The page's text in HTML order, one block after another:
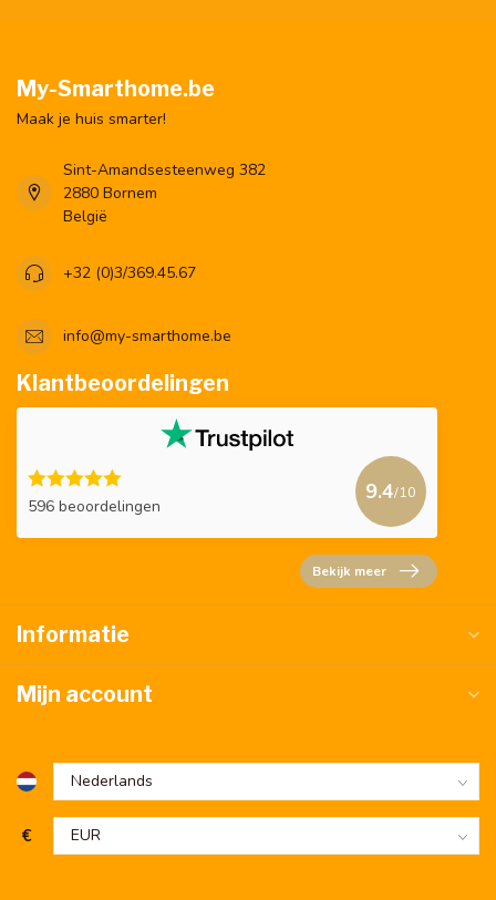
My-Smarthome.be
Maak je huis smarter!
Sint-Amandsesteenweg 382
2880 Bornem
België
+32 (0)3/369.45.67
info@my-smarthome.be
Klantbeoordelingen
596 beoordelingen
9.4/10
Bekijk meer
Informatie
Mijn account
€